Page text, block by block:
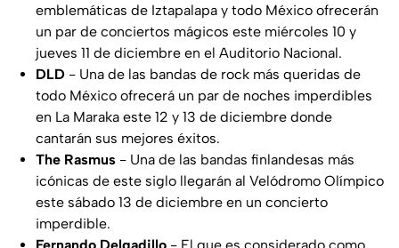
emblemáticas de Iztapalapa y todo México ofrecerán
un par de conciertos mágicos este miércoles 10 y
jueves 11 de diciembre en el Auditorio Nacional.
DLD - Una de las bandas de rock más queridas de
todo México ofrecerá un par de noches imperdibles
en La Maraka este 12 y 13 de diciembre donde
cantarán sus mejores éxitos.
The Rasmus - Una de las bandas finlandesas más
icónicas de este siglo llegarán al Velódromo Olímpico
este sábado 13 de diciembre en un concierto
imperdible.
Fernando Delgadillo - El que es considerado como